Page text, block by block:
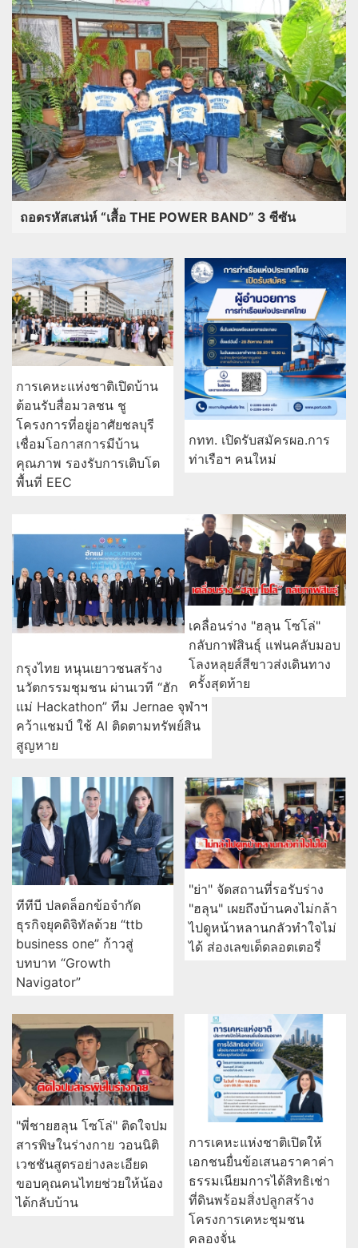
ถอดรหัสเสน่ห์ “เสื้อ THE POWER BAND” 3 ซีซัน
การเคหะแห่งชาติเปิดบ้าน
ต้อนรับสื่อมวลชน ชู
โครงการที่อยู่อาศัยชลบุรี
เชื่อมโอกาสการมีบ้าน
คุณภาพ รองรับการเติบโต
พื้นที่ EEC
กทท. เปิดรับสมัครผอ.การ
ท่าเรือฯ คนใหม่
กรุงไทย หนุนเยาวชนสร้าง
นวัตกรรมชุมชน ผ่านเวที “ฮัก
แม่ Hackathon” ทีม Jernae จุฬาฯ
คว้าแชมป์ ใช้ AI ติดตามทรัพย์สิน
สูญหาย
เคลื่อนร่าง "ฮลุน โซโล่"
กลับกาฬสินธุ์ แฟนคลับมอบ
โลงหลุยส์สีขาวส่งเดินทาง
ครั้งสุดท้าย
ทีทีบี ปลดล็อกข้อจำกัด
ธุรกิจยุคดิจิทัลด้วย “ttb
business one” ก้าวสู่
บทบาท “Growth
Navigator”
"ย่า" จัดสถานที่รอรับร่าง
"ฮลุน" เผยถึงบ้านคงไม่กล้า
ไปดูหน้าหลานกลัวทำใจไม่
ได้ ส่องเลขเด็ดลอตเตอรี่
"พี่ชายฮลุน โซโล่" ติดใจปม
สารพิษในร่างกาย วอนนิติ
เวชชันสูตรอย่างละเอียด
ขอบคุณคนไทยช่วยให้น้อง
ได้กลับบ้าน
การเคหะแห่งชาติเปิดให้
เอกชนยื่นข้อเสนอราคาค่า
ธรรมเนียมการได้สิทธิเช่า
ที่ดินพร้อมสิ่งปลูกสร้าง
โครงการเคหะชุมชน
คลองจั่น